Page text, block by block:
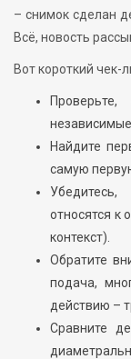
– снимок сделан
Всё, новость
Вот короткий чек-
Найдите
самую
относятся к
контекст).
Обратите
подача,
действию –
Сравните